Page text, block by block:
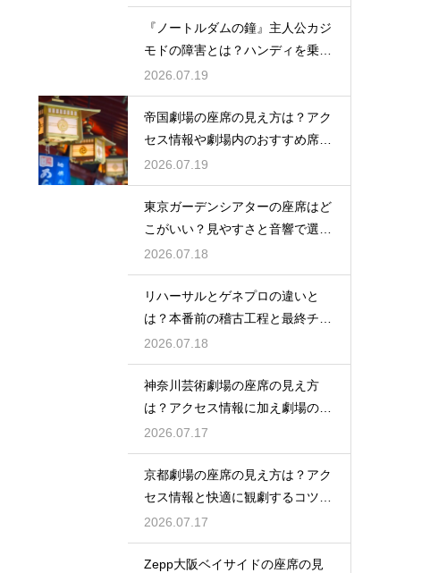
『ノートルダムの鐘』主人公カジ
モドの障害とは？ハンディを乗り
越える姿に感動
2026.07.19
帝国劇場の座席の見え方は？アク
セス情報や劇場内のおすすめ席を
徹底ガイド
2026.07.19
東京ガーデンシアターの座席はど
こがいい？見やすさと音響で選ぶ
おすすめのポジション
2026.07.18
リハーサルとゲネプロの違いと
は？本番前の稽古工程と最終チェ
ックの意味を解説
2026.07.18
神奈川芸術劇場の座席の見え方
は？アクセス情報に加え劇場の魅
力を徹底解説
2026.07.17
京都劇場の座席の見え方は？アク
セス情報と快適に観劇するコツを
事前にチェック
2026.07.17
Zepp大阪ベイサイドの座席の見